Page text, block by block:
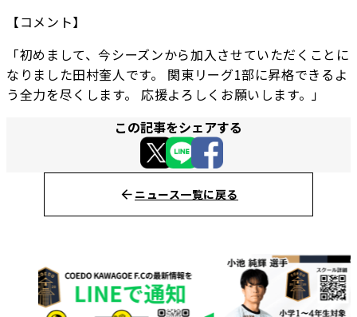
【コメント】
「初めまして、今シーズンから加入させていただくことに
なりました田村奎人です。 関東リーグ1部に昇格できるよ
う全力を尽くします。 応援よろしくお願いします。」
この記事をシェアする
ニュース一覧に戻る